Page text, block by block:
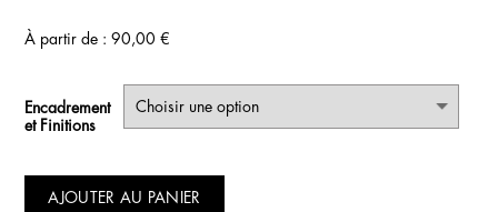
À partir de :90,00€
Encadrement
et Finitions
AJOUTER AU PANIER